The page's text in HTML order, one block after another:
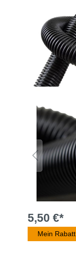
5,50 €*
Mein Rabatt